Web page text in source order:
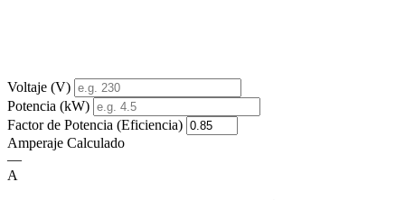
Voltaje (V)
Potencia (kW)
Factor de Potencia (Eficiencia)
Amperaje Calculado
—
A